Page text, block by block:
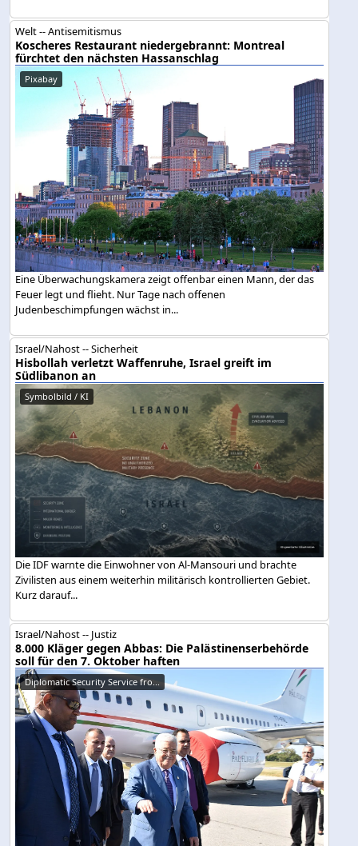
Welt -- Antisemitismus
Koscheres Restaurant niedergebrannt: Montreal
fürchtet den nächsten Hassanschlag
Pixabay
Eine Überwachungskamera zeigt offenbar einen Mann, der das
Feuer legt und flieht. Nur Tage nach offenen
Judenbeschimpfungen wächst in...
Israel/Nahost -- Sicherheit
Hisbollah verletzt Waffenruhe, Israel greift im
Südlibanon an
Symbolbild / KI
Die IDF warnte die Einwohner von Al-Mansouri und brachte
Zivilisten aus einem weiterhin militärisch kontrollierten Gebiet.
Kurz darauf...
Israel/Nahost -- Justiz
8.000 Kläger gegen Abbas: Die Palästinenserbehörde
soll für den 7. Oktober haften
Diplomatic Security Service fro...